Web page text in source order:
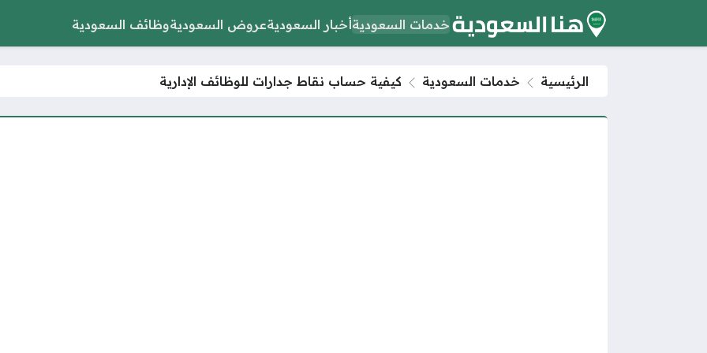
خدمات السعوديةأخبار السعوديةعروض السعوديةوظائف السعودية
الرئيسية خدمات السعودية كيفية حساب نقاط جدارات للوظائف الإدارية